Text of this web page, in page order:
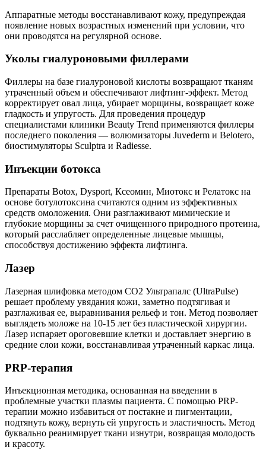
Аппаратные методы восстанавливают кожу, предупреждая
появление новых возрастных изменений при условии, что
они проводятся на регулярной основе.
Уколы гиалуроновыми филлерами
Филлеры на базе гиалуроновой кислоты возвращают тканям
утраченный объем и обеспечивают лифтинг-эффект. Метод
корректирует овал лица, убирает морщины, возвращает коже
гладкость и упругость. Для проведения процедур
специалистами клиники Beauty Trend применяются филлеры
последнего поколения — волюмизаторы Juvederm и Belotero,
биостимуляторы Sculptra и Radiesse.
Инъекции ботокса
Препараты Botox, Dysport, Ксеомин, Миотокс и Релатокс на
основе ботулотоксина считаются одним из эффективных
средств омоложения. Они разглаживают мимические и
глубокие морщины за счет очищенного природного протеина,
который расслабляет определенные лицевые мышцы,
способствуя достижению эффекта лифтинга.
Лазер
Лазерная шлифовка методом СО2 Ультрапалс (UltraPulse)
решает проблему увядания кожи, заметно подтягивая и
разглаживая ее, выравнивания рельеф и тон. Метод позволяет
выглядеть моложе на 10-15 лет без пластической хирургии.
Лазер испаряет ороговевшие клетки и доставляет энергию в
средние слои кожи, восстанавливая утраченный каркас лица.
PRP-терапия
Инъекционная методика, основанная на введении в
проблемные участки плазмы пациента. С помощью PRP-
терапии можно избавиться от постакне и пигментации,
подтянуть кожу, вернуть ей упругость и эластичность. Метод
буквально реанимирует ткани изнутри, возвращая молодость
и красоту.